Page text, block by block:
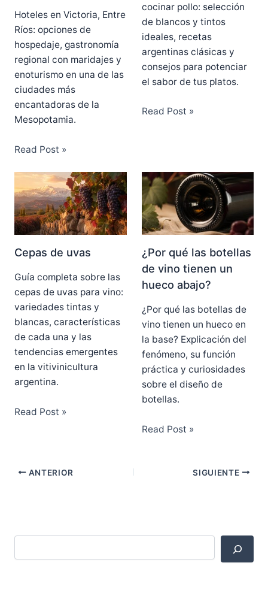
Hoteles en Victoria, Entre
Ríos: opciones de
hospedaje, gastronomía
regional con maridajes y
enoturismo en una de las
ciudades más
encantadoras de la
Mesopotamia.
Read Post »
cocinar pollo: selección
de blancos y tintos
ideales, recetas
argentinas clásicas y
consejos para potenciar
el sabor de tus platos.
Read Post »
Cepas de uvas
Guía completa sobre las
cepas de uvas para vino:
variedades tintas y
blancas, características
de cada una y las
tendencias emergentes
en la vitivinicultura
argentina.
Read Post »
¿Por qué las botellas
de vino tienen un
hueco abajo?
¿Por qué las botellas de
vino tienen un hueco en
la base? Explicación del
fenómeno, su función
práctica y curiosidades
sobre el diseño de
botellas.
Read Post »
ANTERIOR SIGUIENTE